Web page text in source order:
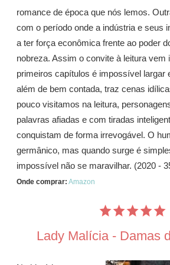
romance de época que nós lemos.
com o período onde a indústria e seus
a ter força econômica frente ao poder
nobreza. Assim o convite à leitura vem
primeiros capítulos é impossível largar
além de bem contada, traz cenas
pouco visitamos na leitura,
palavras afiadas e com tiradas
conquistam de forma irrevogável. O
germânico, mas quando surge é
impossível não se maravilhar. (2020 -
Onde comprar: Amazon
Lady Malícia - Damas